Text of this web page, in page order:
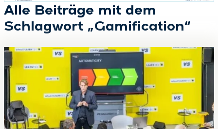
Suchen
Alle Beiträge mit dem
Schlagwort „Gamification“